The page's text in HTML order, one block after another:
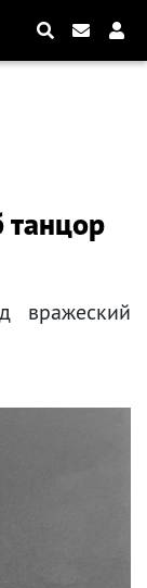
танцор
вражеский